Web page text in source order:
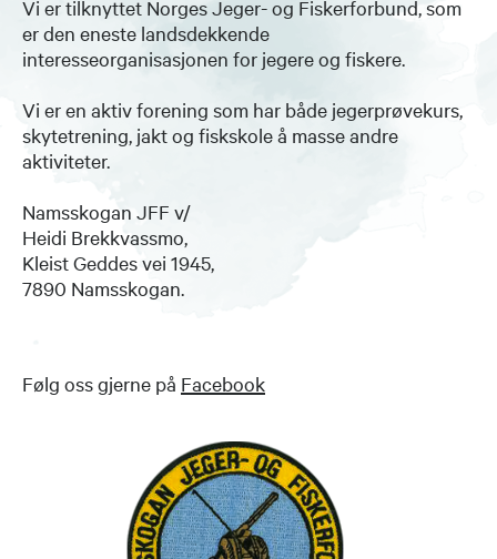
Vi er tilknyttet Norges Jeger- og Fiskerforbund, som
er den eneste landsdekkende
interesseorganisasjonen for jegere og fiskere.
Vi er en aktiv forening som har både jegerprøvekurs,
skytetrening, jakt og fiskskole å masse andre
aktiviteter.
Namsskogan JFF v/
Heidi Brekkvassmo,
Kleist Geddes vei 1945,
7890 Namsskogan.
Følg oss gjerne på Facebook